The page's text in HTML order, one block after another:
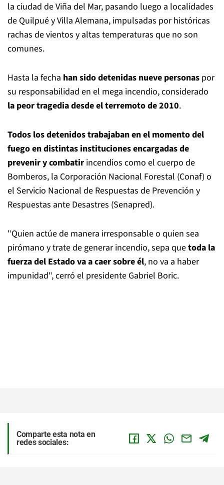
la ciudad de Viña del Mar, pasando luego a localidades
de Quilpué y Villa Alemana, impulsadas por históricas
rachas de vientos y altas temperaturas que no son
comunes.
Hasta la fecha han sido detenidas nueve personas por
su responsabilidad en el mega incendio, considerado
la peor tragedia desde el terremoto de 2010.
Todos los detenidos trabajaban en el momento del
fuego en distintas instituciones encargadas de
prevenir y combatir incendios como el cuerpo de
Bomberos, la Corporación Nacional Forestal (Conaf) o
el Servicio Nacional de Respuestas de Prevención y
Respuestas ante Desastres (Senapred).
"Quien actúe de manera irresponsable o quien sea
pirómano y trate de generar incendio, sepa quetoda la
fuerza del Estado va a caer sobre él, no va a haber
impunidad", cerró el presidente Gabriel Boric.
Comparte esta nota en
redes sociales: